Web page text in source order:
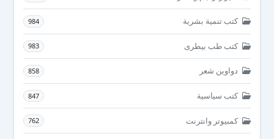
كتب تنمية بشرية 984
كتب طب بيطرى 983
دواوين شعر 858
كتب سياسية 847
كمبيوتر وانترنت 762